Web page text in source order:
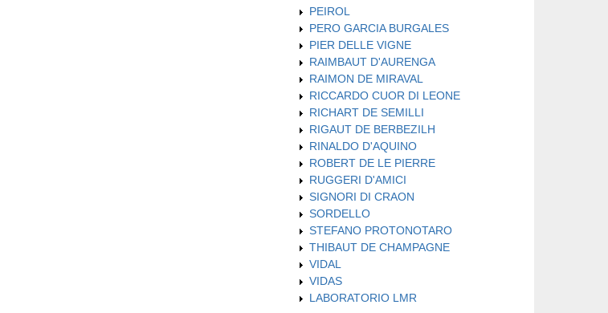
PEIROL
PERO GARCIA BURGALES
PIER DELLE VIGNE
RAIMBAUT D'AURENGA
RAIMON DE MIRAVAL
RICCARDO CUOR DI LEONE
RICHART DE SEMILLI
RIGAUT DE BERBEZILH
RINALDO D'AQUINO
ROBERT DE LE PIERRE
RUGGERI D'AMICI
SIGNORI DI CRAON
SORDELLO
STEFANO PROTONOTARO
THIBAUT DE CHAMPAGNE
VIDAL
VIDAS
LABORATORIO LMR